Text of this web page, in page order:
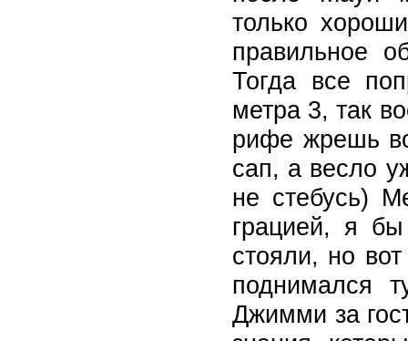
только
правильное
Тогда все
метра 3, так
рифе жрешь
сап, а весло
не стебусь)
грацией, я
стояли, но
поднимался
Джимми за